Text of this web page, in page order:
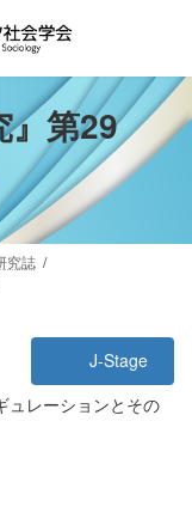
』第29
究誌
J-Stage
ュレーションとその